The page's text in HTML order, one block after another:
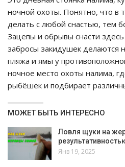
ночной охоты. Понятно, что в
делать с любой снастью, тем
Зацепы и обрывы снасти
забросы закидушек делаются
пляжа и ямы у
ночное место охоты налима,
рыбёшек и подбирает
МОЖЕТ БЫТЬ ИНТЕРЕСНО
Ловля щуки на
Янв 19, 2025